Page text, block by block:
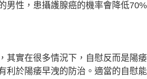
性，患攝護腺癌的機率會降低70%
其實在很多情況下，自慰反而是陽
利於陽痿早洩的防治。適當的自慰